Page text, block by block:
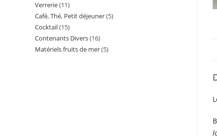
Verrerie 1111
produits
Café, Thé, Petit déjeuner 55
Cocktail 1515
produits
Contenants Divers 1616
produits
Matériels fruits de mer 55